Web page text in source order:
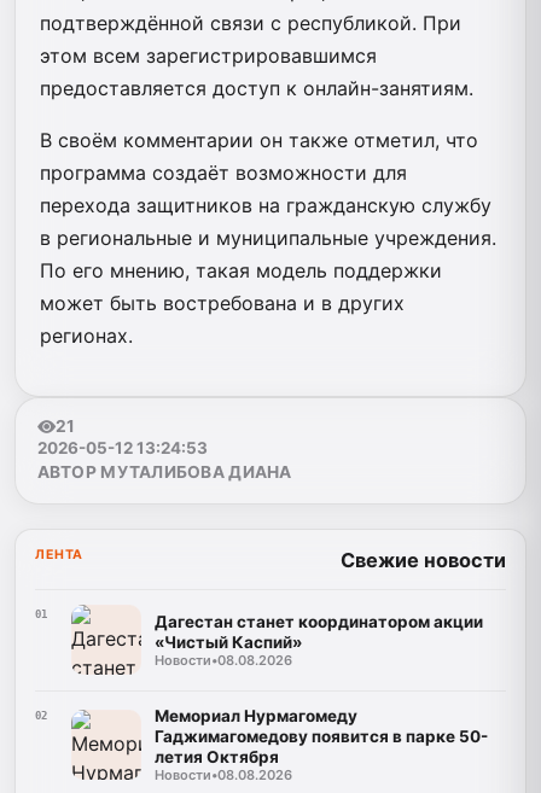
подтверждённой связи с республикой. При
этом всем зарегистрировавшимся
предоставляется доступ к онлайн-занятиям.
В своём комментарии он также отметил, что
программа создаёт возможности для
перехода защитников на гражданскую службу
в региональные и муниципальные учреждения.
По его мнению, такая модель поддержки
может быть востребована и в других
регионах.
21
2026-05-12 13:24:53
АВТОР МУТАЛИБОВА ДИАНА
ЛЕНТА Свежие новости
01
Дагестан станет координатором акции
«Чистый Каспий»
Новости•08.08.2026
02
Мемориал Нурмагомеду
Гаджимагомедову появится в парке 50-
летия Октября
Новости•08.08.2026